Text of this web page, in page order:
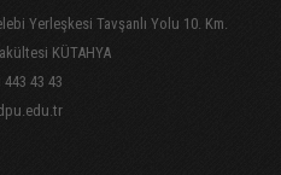
Yerleşkesi Tavşanlı Yolu 10. Km.
KÜTAHYA
443 43 43